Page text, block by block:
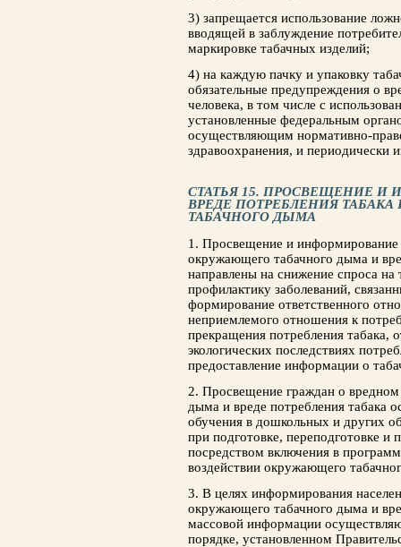
3) запрещается использование
вводящей в заблуждение
маркировке табачных изделий;
4) на каждую пачку и упаковку
обязательные предупреждения о
человека, в том числе с
установленные федеральным
осуществляющим нормативно-
здравоохранения, и периодически
СТАТЬЯ 15. ПРОСВЕЩЕНИЕ
ВРЕДЕ ПОТРЕБЛЕНИЯ
ТАБАЧНОГО ДЫМА
1. Просвещение и информирование
окружающего табачного дыма и
направлены на снижение спроса
профилактику заболеваний,
формирование ответственного
неприемлемого отношения к
прекращения потребления табака,
экологических последствиях
предоставление информации о
2. Просвещение граждан о
дыма и вреде потребления табака
обучения в дошкольных и других
при подготовке, переподготовке
посредством включения в
воздействии окружающего
3. В целях информирования
окружающего табачного дыма и
массовой информации
порядке, установленном